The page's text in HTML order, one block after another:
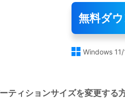
無料ダ
 Windows
ティションサイズを変更する